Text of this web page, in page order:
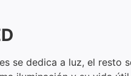
se dedica a luz, el